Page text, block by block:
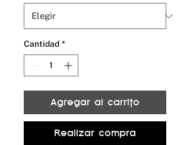
Cantidad *
Agregar al carrito
Realizar compra